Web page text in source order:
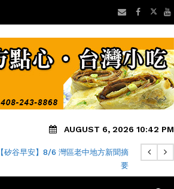
AUGUST 6, 2026 10:42 PM
【矽谷早安】8/6 灣區老中地方新聞摘
要